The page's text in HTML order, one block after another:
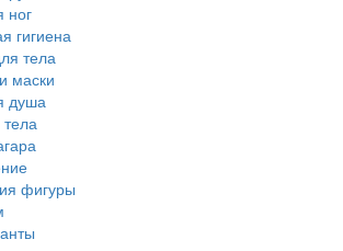
ног
гигиена
тела
маски
душа
фигуры